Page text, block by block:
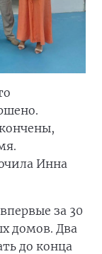
Инна
за 30
домов. Два
до конца